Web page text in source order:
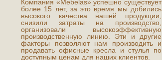
Компания «Mebelas» успешно существует
более 15 лет, за это время мы добились
высокого качества нашей продукции,
снизили затраты на производство,
организовали высокоэффективную
производственную линию. Эти и другие
факторы позволяют нам производить и
продавать офисные кресла и стулья по
доступным ценам для наших клиентов.